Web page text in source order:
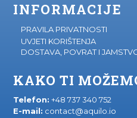
INFORMACIJE
PRAVILA PRIVATNOSTI
UVJETI KORIŠTENJA
DOSTAVA, POVRAT I
KAKO TI
Telefon: +48 737 340 752
E-mail: contact@aquilo.io